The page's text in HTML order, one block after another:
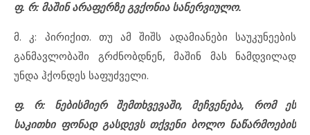
ფ. რ: მაშინ არაფერზე გვქონია სანერვიულო.
მ. კ: პირიქით. თუ ამ შიშს ადამიანები საუკუნეების
განმავლობაში გრძნობდნენ, მაშინ მას ნამდვილად
უნდა ჰქონდეს საფუძველი.
ფ. რ: ნებისმიერ შემთხვევაში, მეჩვენება, რომ ეს
საკითხი ფონად გასდევს თქვენი ბოლო ნაწარმოების